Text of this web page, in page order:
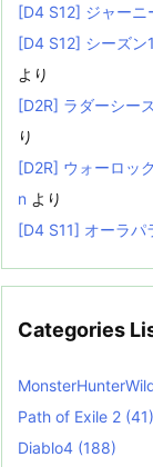
[D4 S12] ジャーニ
[D4 S12] シーズン
より
[D2R] ラダーシー
り
[D2R] ウォーロッ
n より
[D4 S11] オーラパ
Categories
Path of Exile 2 (41)
Diablo4 (188)